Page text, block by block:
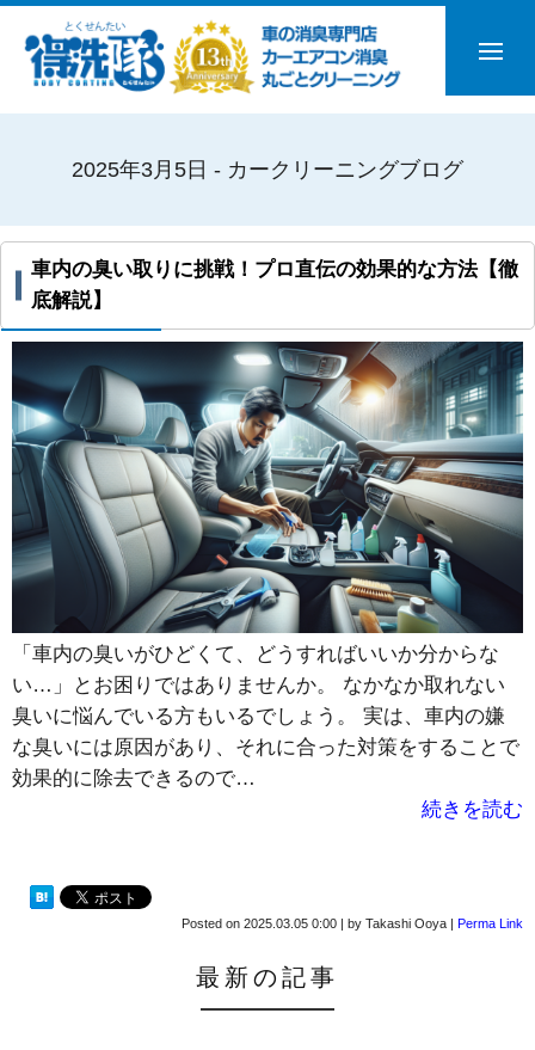
2025年3月5日 - カークリーニングブログ
車内の臭い取りに挑戦！プロ直伝の効果的な方法【徹
底解説】
「車内の臭いがひどくて、どうすればいいか分からな
い…」とお困りではありませんか。 なかなか取れない
臭いに悩んでいる方もいるでしょう。 実は、車内の嫌
な臭いには原因があり、それに合った対策をすることで
効果的に除去できるので…
続きを読む
Posted on 2025.03.05 0:00 by Takashi Ooya Perma Link
最新の記事